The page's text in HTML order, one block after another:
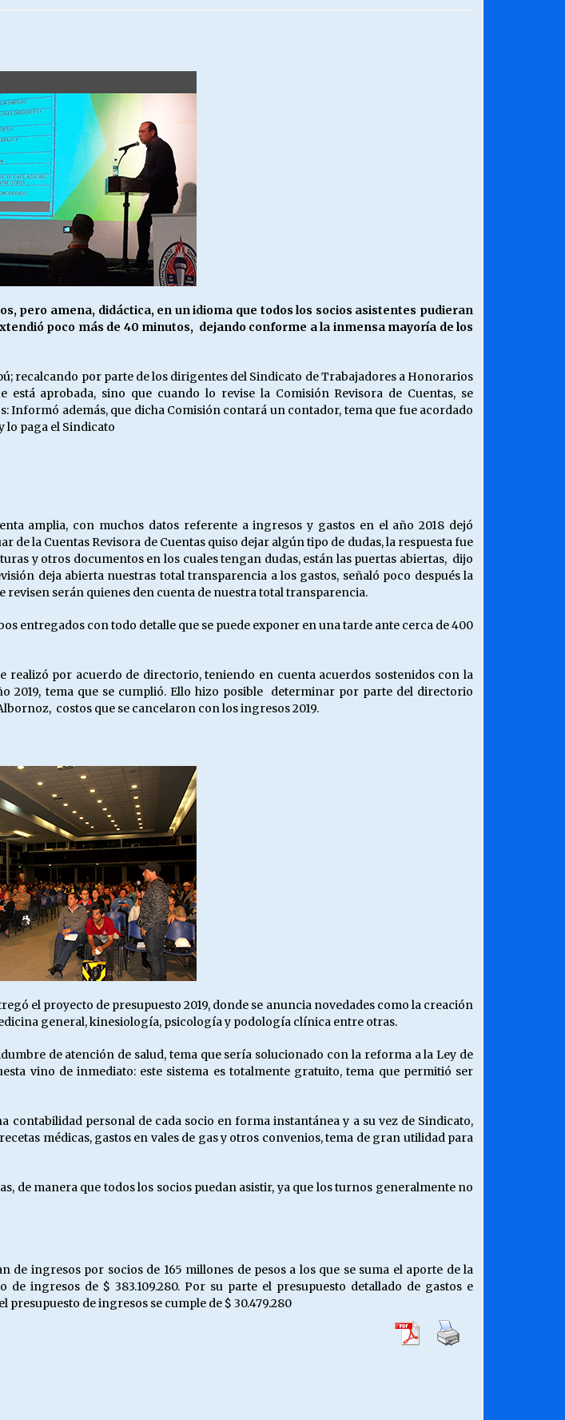
HONORARIOS,
05/2026
con doble sueldo?
04/2026
pero amena, didáctica, en un idioma que todos los socios asistentes pudieran
poco más de 40 minutos, dejando conforme a la inmensa mayoría de los
recalcando por parte de los dirigentes del Sindicato de Trabajadores a Honorarios
aprobada, sino que cuando lo revise la Comisión Revisora de Cuentas, se
además, que dicha Comisión contará un contador, tema que fue acordado
lo paga el Sindicato
amplia, con muchos datos referente a ingresos y gastos en el año 2018 dejó
la Cuentas Revisora de Cuentas quiso dejar algún tipo de dudas, la respuesta fue
y otros documentos en los cuales tengan dudas, están las puertas abiertas, dijo
deja abierta nuestras total transparencia a los gastos, señaló poco después la
serán quienes den cuenta de nuestra total transparencia.
entregados con todo detalle que se puede exponer en una tarde ante cerca de 400
realizó por acuerdo de directorio, teniendo en cuenta acuerdos sostenidos con la
tema que se cumplió. Ello hizo posible determinar por parte del directorio
costos que se cancelaron con los ingresos 2019.
el proyecto de presupuesto 2019, donde se anuncia novedades como la creación
general, kinesiología, psicología y podología clínica entre otras.
de atención de salud, tema que sería solucionado con la reforma a la Ley de
vino de inmediato: este sistema es totalmente gratuito, tema que permitió ser
personal de cada socio en forma instantánea y a su vez de Sindicato,
médicas, gastos en vales de gas y otros convenios, tema de gran utilidad para
de manera que todos los socios puedan asistir, ya que los turnos generalmente no
ingresos por socios de 165 millones de pesos a los que se suma el aporte de la
ingresos de $ 383.109.280. Por su parte el presupuesto detallado de gastos e
presupuesto de ingresos se cumple de $ 30.479.280